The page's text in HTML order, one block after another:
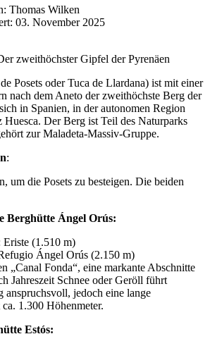
Thomas Wilken
03. November 2025
Posets oder Tuca de Llardana) ist mit einer
nach dem Aneto der zweithöchste Berg der
in Spanien, in der autonomen Region
Der Berg ist Teil des Naturparks
zur Maladeta-Massiv-Gruppe.
:
um die Posets zu besteigen. Die beiden
Berghütte Ángel Orús:
Eriste (1.510 m)
Ángel Orús (2.150 m)
„Canal Fonda“, eine markante Abschnitte
Jahreszeit Schnee oder Geröll führt
anspruchsvoll, jedoch eine lange
1.300 Höhenmeter.
Estós: